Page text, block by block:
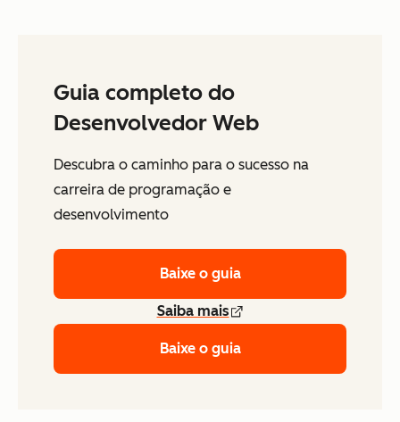
Guia completo do
Desenvolvedor Web
Descubra o caminho para o sucesso na
carreira de programação e
desenvolvimento
Baixe o guia
Saiba mais
Baixe o guia